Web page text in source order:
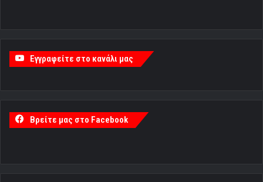
Εγγραφείτε στο κανάλι μας
Βρείτε μας στο Facebook